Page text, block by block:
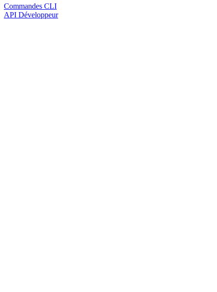
Commandes CLI
API Développeur